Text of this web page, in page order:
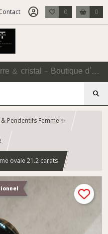
0 0
Bijoux en pierres naturelles, verre & cristal - Boutique d'Accessoires
Pendentifs Femme ✨
ovale 21.2 carats